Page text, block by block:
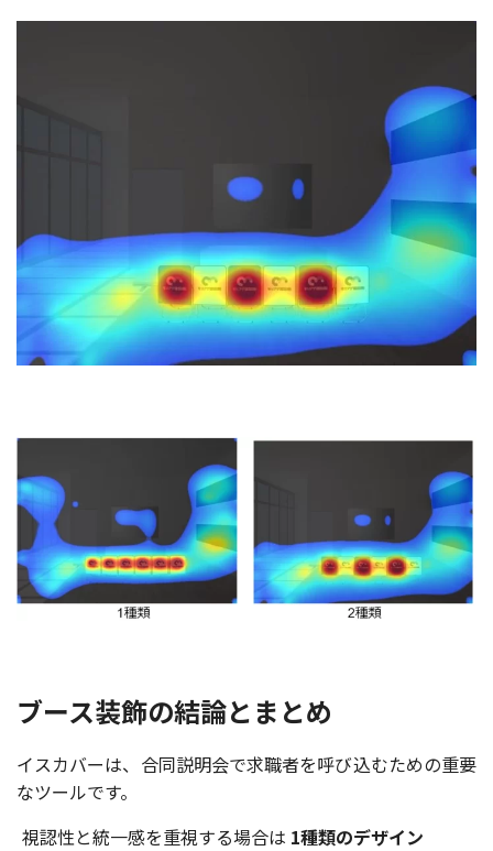
ブース装飾の結論とまとめ
イスカバーは、合同説明会で求職者を呼び込むための重要
なツールです。
視認性と統一感を重視する場合は 1種類のデザイン